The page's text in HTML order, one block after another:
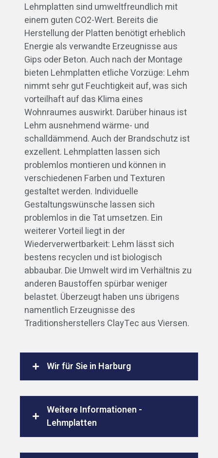
Lehmplatten sind umweltfreundlich mit
einem guten CO2-Wert. Bereits die
Herstellung der Platten benötigt erheblich
Energie als verwandte Erzeugnisse aus
Gips oder Beton. Auch nach der Montage
bieten Lehmplatten etliche Vorzüge: Lehm
nimmt sehr gut Feuchtigkeit auf, was sich
vorteilhaft auf das Klima eines
Wohnraumes auswirkt. Darüber hinaus ist
Lehm ausnehmend wärme- und
schalldämmend. Auch der Brandschutz ist
exzellent. Lehmplatten lassen sich
problemlos montieren und können in
verschiedenen Farben und Texturen
gestaltet werden. Individuelle
Gestaltungswünsche lassen sich
problemlos in die Tat umsetzen. Ein
weiterer Vorteil liegt in der
Wiederverwertbarkeit: Lehm lässt sich
bestens recyclen und ist biologisch
abbaubar. Die Umwelt wird im Verhältnis zu
anderen Baustoffen spürbar weniger
belastet. Überzeugt haben uns übrigens
namentlich Erzeugnisse des
Traditionsherstellers ClayTec aus Viersen.
Wir für Sie in Harburg
Weitere Informationen -
Lehmplatten